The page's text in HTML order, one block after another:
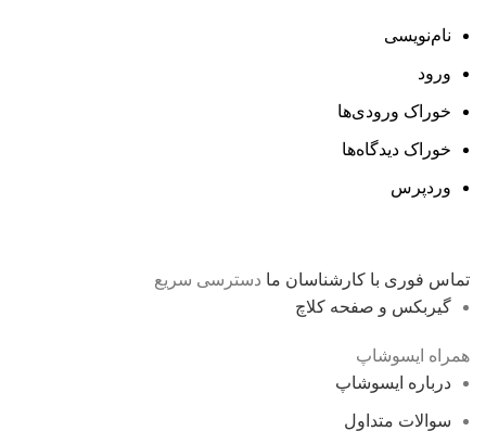
نام‌نویسی
ورود
خوراک ورودی‌ها
خوراک دیدگاه‌ها
وردپرس
تماس فوری با کارشناسان ما دسترسی سریع
گیربکس و صفحه کلاچ
همراه ایسوشاپ
درباره ایسوشاپ
سوالات متداول